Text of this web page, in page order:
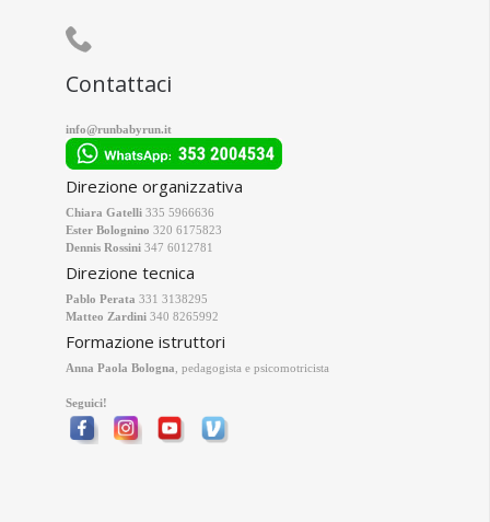

Contattaci
info@runbabyrun.it
Direzione organizzativa
Chiara Gatelli 335 5966636
Ester Bolognino 320 6175823
Dennis Rossini 347 6012781
Direzione tecnica
Pablo Perata 331 3138295
Matteo Zardini 340 8265992
Formazione istruttori
Anna Paola Bologna , pedagogista e psicomotricista
Seguici!